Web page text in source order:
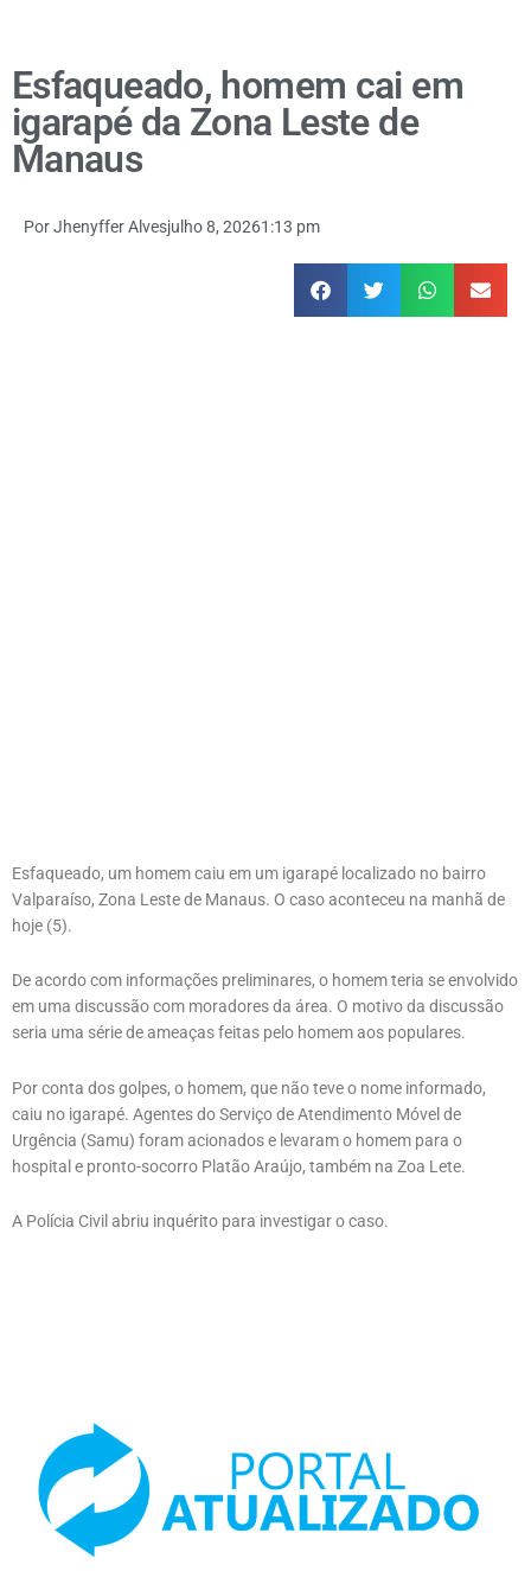
Esfaqueado, homem cai em
igarapé da Zona Leste de
Manaus
PorJhenyffer Alvesjulho 8, 20261:13 pm
Esfaqueado, um homem caiu em um igarapé localizado no bairro
Valparaíso, Zona Leste de Manaus. O caso aconteceu na manhã de
hoje (5).
De acordo com informações preliminares, o homem teria se envolvido
em uma discussão com moradores da área. O motivo da discussão
seria uma série de ameaças feitas pelo homem aos populares.
Por conta dos golpes, o homem, que não teve o nome informado,
caiu no igarapé. Agentes do Serviço de Atendimento Móvel de
Urgência (Samu) foram acionados e levaram o homem para o
hospital e pronto-socorro Platão Araújo, também na Zoa Lete.
A Polícia Civil abriu inquérito para investigar o caso.